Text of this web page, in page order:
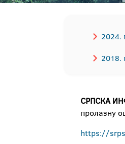
2024.
2018.
СРПСКА
пролазну
https://